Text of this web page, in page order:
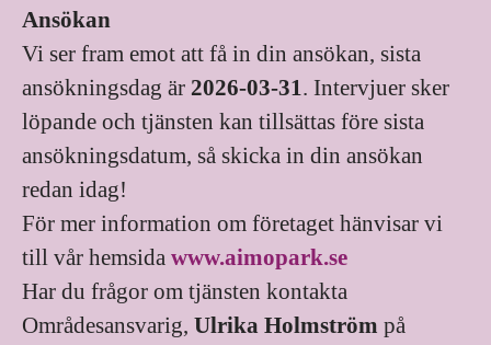
Ansökan
Vi ser fram emot att få in din ansökan, sista
ansökningsdag är 2026-03-31. Intervjuer sker
löpande och tjänsten kan tillsättas före sista
ansökningsdatum, så skicka in din ansökan
redan idag!
För mer information om företaget hänvisar vi
till vår hemsida www.aimopark.se
Har du frågor om tjänsten kontakta
Områdesansvarig, Ulrika Holmström på